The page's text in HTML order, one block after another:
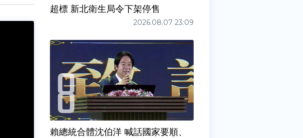
超標 新北衛生局令下架停售
2026.08.07 23:09
賴總統合體沈伯洋 喊話國家要順、